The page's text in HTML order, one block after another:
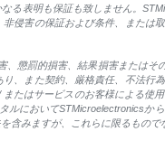
る表明も保証も致しません。
侵害の保証および条件、また
懲罰的損害、結果損害または
、また契約、厳格責任、不法
たはサービスのお客様による
ルにおいてSTMicroelectronics
含みますが、これらに限るもので